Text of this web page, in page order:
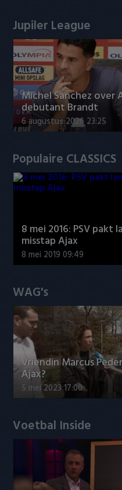
Jupiler League
Míchel Sanchez over
debutant Brandt
6 augustus 2026 23:25
Populaire CLASSICS
8 mei 2016: PSV pakt
misstap Ajax
8 mei 2019 09:49
WAG's
Vriendin Marcus
Ajax?
5 mei 2023 17:00
Voetbal Inside